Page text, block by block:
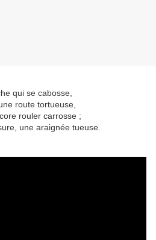
qui se cabosse,
route tortueuse,
rouler carrosse ;
une araignée tueuse.